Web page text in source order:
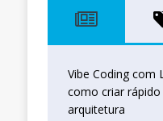
Vibe Coding com
como criar
arquitetura